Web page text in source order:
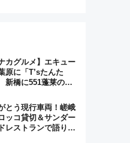
カグルメ】エキュー
原に「T’sたんた
橋に551蓬莱の
イス専門店「肉とた
新グルメ続々登場！
年8月】
とう現行車両！嵯峨
ッコ貸切＆サンダー
レストランで語り合